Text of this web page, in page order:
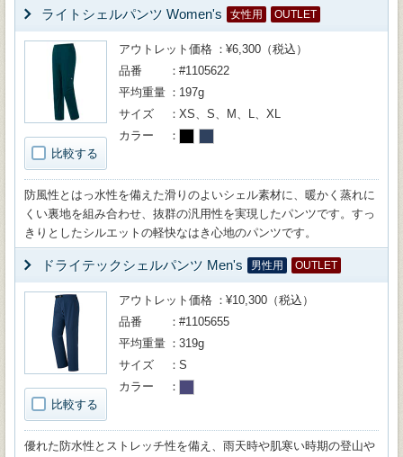
ライトシェルパンツ Women's 女性用 OUTLET
比較する
アウトレット価格
¥6,300（税込）
品番
#1105622
平均重量
197g
サイズ
XS、S、M、L、XL
カラー
防風性とはっ水性を備えた滑りのよいシェル素材に、暖かく蒸れに
くい裏地を組み合わせ、抜群の汎用性を実現したパンツです。すっ
きりとしたシルエットの軽快なはき心地のパンツです。
ドライテックシェルパンツ Men's 男性用 OUTLET
比較する
アウトレット価格
¥10,300（税込）
品番
#1105655
平均重量
319g
サイズ
S
カラー
優れた防水性とストレッチ性を備え、雨天時や肌寒い時期の登山や